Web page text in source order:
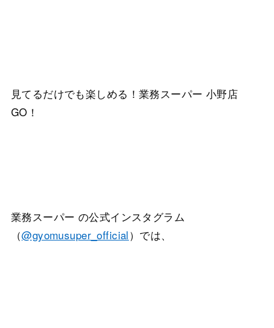
見てるだけでも楽しめる！業務スーパー 小野店
GO！
業務スーパー の公式インスタグラム
（@gyomusuper_official）では、